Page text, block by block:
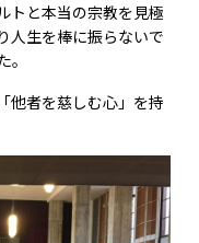
トと本当の宗教を見極
人生を棒に振らないで
他者を慈しむ心」を持